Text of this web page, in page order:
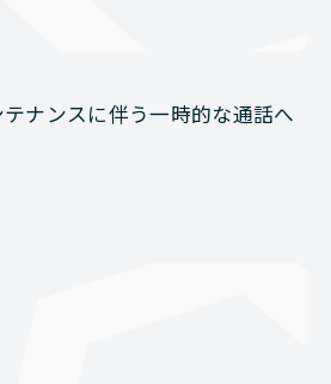
ナンスに伴う一時的な通話へ